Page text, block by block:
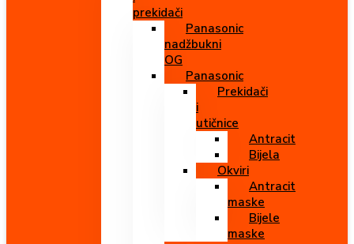
prekidači
Panasonic
nadžbukni
OG
Panasonic
Prekidači
i
utičnice
Antracit
Bijela
Okviri
Antracit
maske
Bijele
maske